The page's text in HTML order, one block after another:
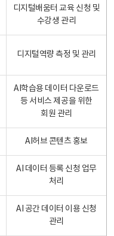
디지털배움터 교육 신청 및
수강생 관리
디지털역량 측정 및 관리
AI학습용 데이터 다운로드
등 서비스 제공을 위한
회원 관리
AI허브 콘텐츠 홍보
AI 데이터 등록 신청 업무
처리
AI 공간 데이터 이용 신청
관리